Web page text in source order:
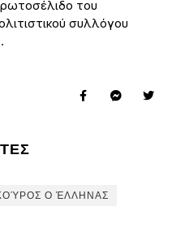
του
συλλόγου
Ο ΈΛΛΗΝΑΣ